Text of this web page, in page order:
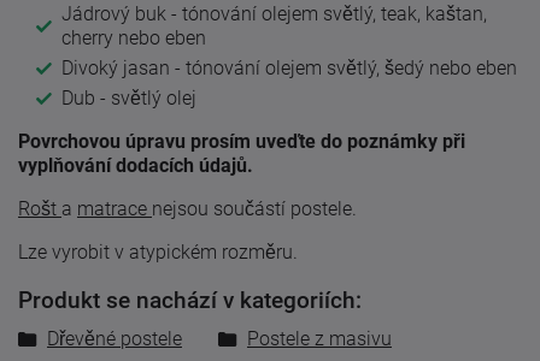
Jádrový buk - tónování olejem světlý, teak, kaštan,
cherry nebo eben
Divoký jasan - tónování olejem světlý, šedý nebo eben
Dub - světlý olej
Povrchovou úpravu prosím uveďte do poznámky při
vyplňování dodacích údajů.
Rošt a matrace nejsou součástí postele.
Lze vyrobit v atypickém rozměru.
Produkt se nachází v kategoriích:
Dřevěné postele
Postele z masivu